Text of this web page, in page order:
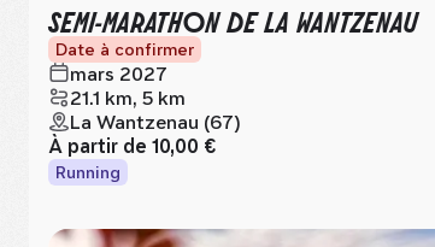
SEMI-MARATHON DE LA WANTZENAU
Date à confirmer
mars 2027
21.1 km, 5 km
La Wantzenau (67)
À partir de 10,00 €
Running